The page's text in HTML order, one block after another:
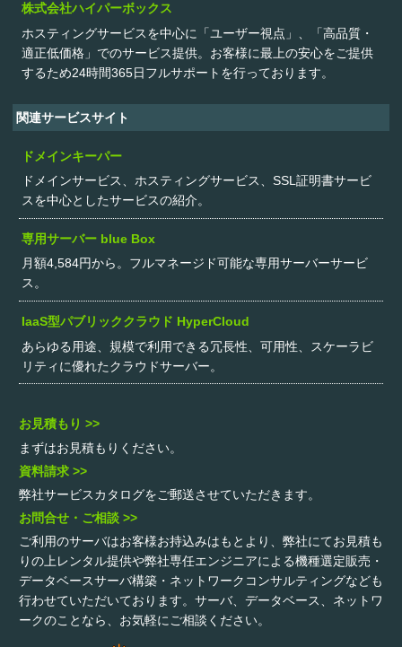
株式会社ハイパーボックス
ホスティングサービスを中心に「ユーザー視点」、「高品質・
適正低価格」でのサービス提供。お客様に最上の安心をご提供
するため24時間365日フルサポートを行っております。
関連サービスサイト
ドメインキーパー
ドメインサービス、ホスティングサービス、SSL証明書サービ
スを中心としたサービスの紹介。
専用サーバー blue Box
月額4,584円から。フルマネージド可能な専用サーバーサービ
ス。
IaaS型パブリッククラウド HyperCloud
あらゆる用途、規模で利用できる冗長性、可用性、スケーラビ
リティに優れたクラウドサーバー。
お見積もり >>
まずはお見積もりください。
資料請求 >>
弊社サービスカタログをご郵送させていただきます。
お問合せ・ご相談 >>
ご利用のサーバはお客様お持込みはもとより、弊社にてお見積も
りの上レンタル提供や弊社専任エンジニアによる機種選定販売・
データベースサーバ構築・ネットワークコンサルティングなども
行わせていただいております。サーバ、データベース、ネットワ
ークのことなら、お気軽にご相談ください。